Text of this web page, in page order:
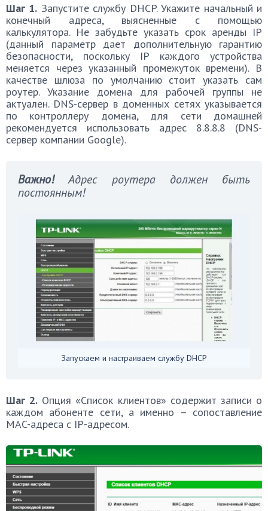
Шаг 1. Запустите службу DHCP. Укажите начальный и
конечный адреса, выясненные с помощью
калькулятора. Не забудьте указать срок аренды IP
(данный параметр дает дополнительную гарантию
безопасности, поскольку IP каждого устройства
меняется через указанный промежуток времени). В
качестве шлюза по умолчанию стоит указать сам
роутер. Указание домена для рабочей группы не
актуален. DNS-сервер в доменных сетях указывается
по контроллеру домена, для сети домашней
рекомендуется использовать адрес 8.8.8.8 (DNS-
сервер компании Google).
Важно!Адрес роутера должен быть
постоянным!
Запускаем и настраиваем службу DHCP
Шаг 2. Опция «Список клиентов» содержит записи о
каждом абоненте сети, а именно – сопоставление
MAC-адреса с IP-адресом.